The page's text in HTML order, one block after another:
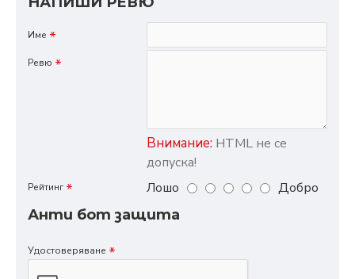
Име
Ревю
Внимание: HTML не се
допуска!
Рейтинг Лошо
Добро
Анти бот защита
Удостоверяване